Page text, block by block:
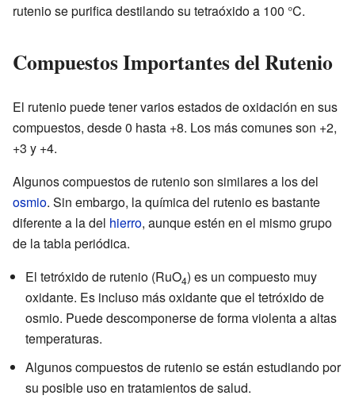
rutenio se purifica destilando su tetraóxido a 100 °C.
Compuestos Importantes del Rutenio
El rutenio puede tener varios estados de oxidación en sus
compuestos, desde 0 hasta +8. Los más comunes son +2,
+3 y +4.
Algunos compuestos de rutenio son similares a los del
osmio. Sin embargo, la química del rutenio es bastante
diferente a la del hierro, aunque estén en el mismo grupo
de la tabla periódica.
El tetróxido de rutenio (RuO4) es un compuesto muy
oxidante. Es incluso más oxidante que el tetróxido de
osmio. Puede descomponerse de forma violenta a altas
temperaturas.
Algunos compuestos de rutenio se están estudiando por
su posible uso en tratamientos de salud.